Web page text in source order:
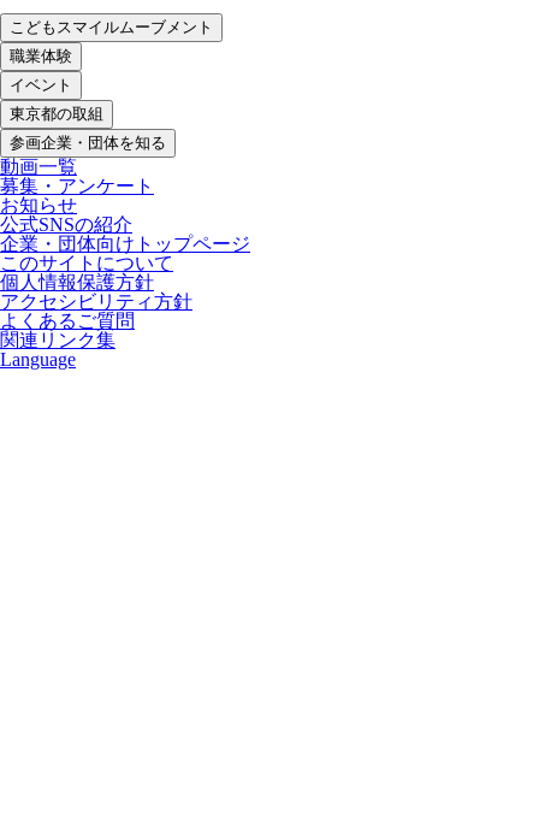
こどもスマイルムーブメント
職業体験
イベント
東京都の取組
参画企業・団体を知る
動画一覧
募集・アンケート
お知らせ
公式SNSの紹介
企業・団体向けトップページ
このサイトについて
個人情報保護方針
アクセシビリティ方針
よくあるご質問
関連リンク集
Language